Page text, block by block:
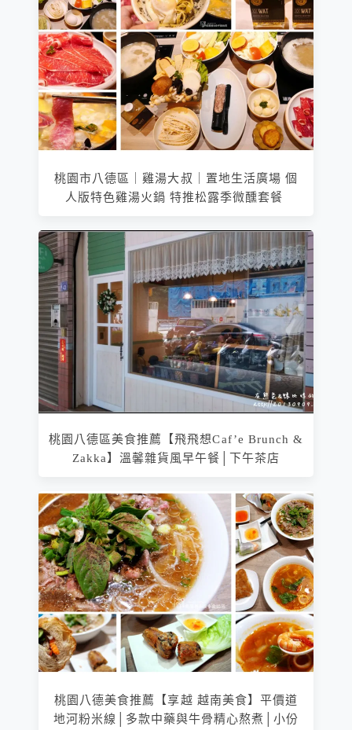
桃園市八德區｜雞湯大叔｜置地生活廣場 個
人版特色雞湯火鍋 特推松露季微醺套餐
桃園八德區美食推薦【飛飛想Caf’e Brunch &
Zakka】溫馨雜貨風早午餐│下午茶店
桃園八德美食推薦【享越 越南美食】平價道
地河粉米線│多款中藥與牛骨精心熬煮│小份